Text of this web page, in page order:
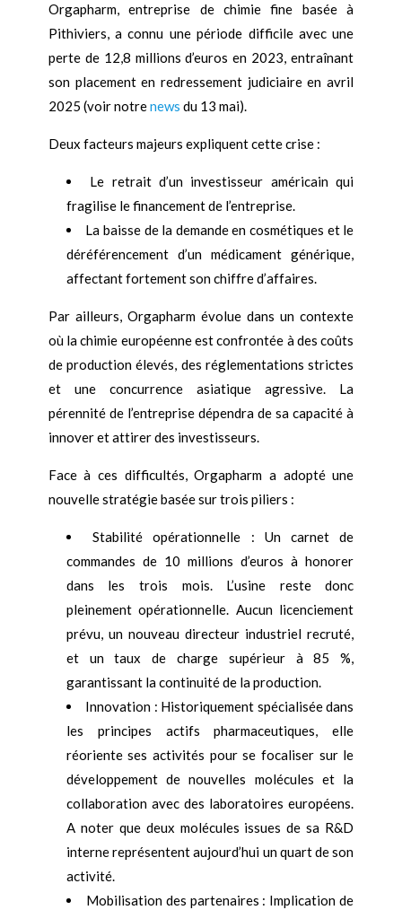
Orgapharm, entreprise de chimie fine basée à
Pithiviers, a connu une période difficile avec une
perte de 12,8 millions d’euros en 2023, entraînant
son placement en redressement judiciaire en avril
2025 (voir notrenews du 13 mai).
Deux facteurs majeurs expliquent cette crise :
Le retrait d’un investisseur américain qui
fragilise le financement de l’entreprise.
La baisse de la demande en cosmétiques et le
déréférencement d’un médicament générique,
affectant fortement son chiffre d’affaires.
Par ailleurs, Orgapharm évolue dans un contexte
où la chimie européenne est confrontée à des coûts
de production élevés, des réglementations strictes
et une concurrence asiatique agressive. La
pérennité de l’entreprise dépendra de sa capacité à
innover et attirer des investisseurs.
Face à ces difficultés, Orgapharm a adopté une
nouvelle stratégie basée sur trois piliers :
Stabilité opérationnelle : Un carnet de
commandes de 10 millions d’euros à honorer
dans les trois mois. L’usine reste donc
pleinement opérationnelle. Aucun licenciement
prévu, un nouveau directeur industriel recruté,
et un taux de charge supérieur à 85 %,
garantissant la continuité de la production.
Innovation : Historiquement spécialisée dans
les principes actifs pharmaceutiques, elle
réoriente ses activités pour se focaliser sur le
développement de nouvelles molécules et la
collaboration avec des laboratoires européens.
A noter que deux molécules issues de sa R&D
interne représentent aujourd’hui un quart de son
activité.
Mobilisation des partenaires : Implication de